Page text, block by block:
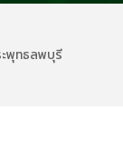
พุทธลพบุรี